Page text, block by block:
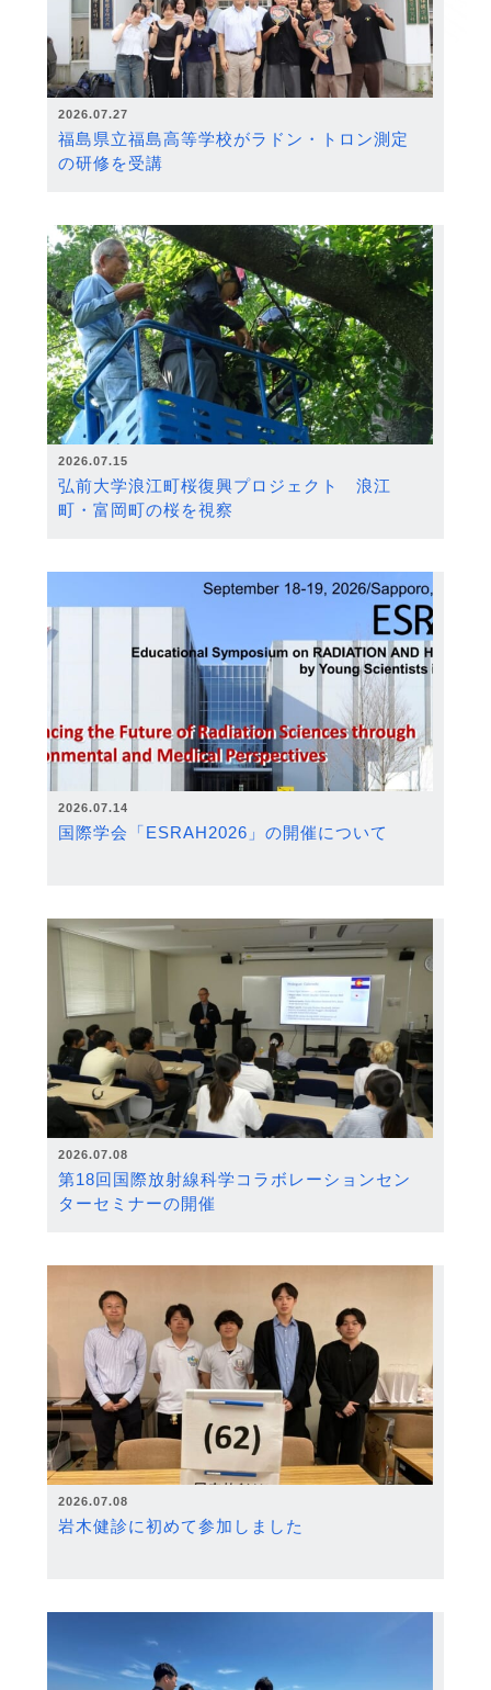
2026.07.27
福島県立福島高等学校がラドン・トロン測定
の研修を受講
2026.07.15
弘前大学浪江町桜復興プロジェクト 浪江
町・富岡町の桜を視察
2026.07.14
国際学会「ESRAH2026」の開催について
2026.07.08
第18回国際放射線科学コラボレーションセン
ターセミナーの開催
2026.07.08
岩木健診に初めて参加しました